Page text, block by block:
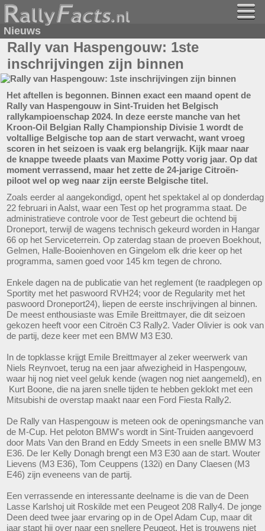
Nieuws
Rally van Haspengouw: 1ste
inschrijvingen zijn binnen
Het aftellen is begonnen. Binnen exact een maand opent de
Rally van Haspengouw in Sint-Truiden het Belgisch
rallykampioenschap 2024. In deze eerste manche van het
Kroon-Oil Belgian Rally Championship Divisie 1 wordt de
voltallige Belgische top aan de start verwacht, want vroeg
scoren in het seizoen is vaak erg belangrijk. Kijk maar naar
de knappe tweede plaats van Maxime Potty vorig jaar. Op dat
moment verrassend, maar het zette de 24-jarige Citroën-
piloot wel op weg naar zijn eerste Belgische titel.
Zoals eerder al aangekondigd, opent het spektakel al op donderdag
22 februari in Aalst, waar een Test op het programma staat. De
administratieve controle voor de Test gebeurt die ochtend bij
Droneport, terwijl de wagens technisch gekeurd worden in Hangar
66 op het Serviceterrein. Op zaterdag staan de proeven Boekhout,
Gelmen, Halle-Booienhoven en Gingelom elk drie keer op het
programma, samen goed voor 145 km tegen de chrono.
Enkele dagen na de publicatie van het reglement (te raadplegen op
Sportity met het paswoord RVH24; voor de Regularity met het
paswoord Droneport24), liepen de eerste inschrijvingen al binnen.
De meest enthousiaste was Emile Breittmayer, die dit seizoen
gekozen heeft voor een Citroën C3 Rally2. Vader Olivier is ook van
de partij, deze keer met een BMW M3 E30.
In de topklasse krijgt Emile Breittmayer al zeker weerwerk van
Niels Reynvoet, terug na een jaar afwezigheid in Haspengouw,
waar hij nog niet veel geluk kende (wagen nog niet aangemeld), en
Kurt Boone, die na jaren snelle tijden te hebben geklokt met een
Mitsubishi de overstap maakt naar een Ford Fiesta Rally2.
De Rally van Haspengouw is meteen ook de openingsmanche van
de M-Cup. Het peloton BMW's wordt in Sint-Truiden aangevoerd
door Mats Van den Brand en Eddy Smeets in een snelle BMW M3
E36. De Ier Kelly Donagh brengt een M3 E30 aan de start. Wouter
Lievens (M3 E36), Tom Ceuppens (132i) en Dany Claesen (M3
E46) zijn eveneens van de partij.
Een verrassende en interessante deelname is die van de Deen
Lasse Karlshoj uit Roskilde met een Peugeot 208 Rally4. De jonge
Deen deed twee jaar ervaring op in de Opel Adam Cup, maar dit
jaar stapt hij over naar een snellere Peugeot. Het is trouwens niet